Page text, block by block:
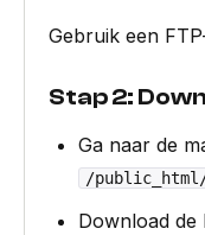
Gebruik een
Stap 2:
Ga naar de
/
Download de